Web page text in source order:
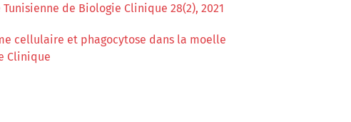
de Biologie Clinique 28(2), 2021
cellulaire et phagocytose dans la moelle
Clinique